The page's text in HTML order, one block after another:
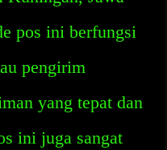
pos ini berfungsi
pengirim
yang tepat dan
ini juga sangat